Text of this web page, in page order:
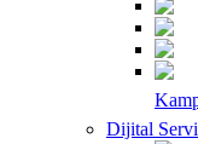
Dijital